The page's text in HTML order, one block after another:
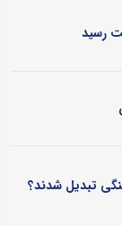
رسید
تبدیل شدند؟